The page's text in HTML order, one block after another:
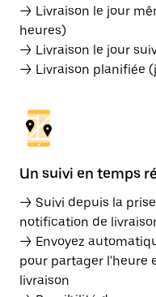
→ Livraison le jour
heures)
→ Livraison le jour
→ Livraison planifiée
Un suivi en temps
→ Suivi depuis la
notification de
→ Envoyez
pour partager l'heure
livraison